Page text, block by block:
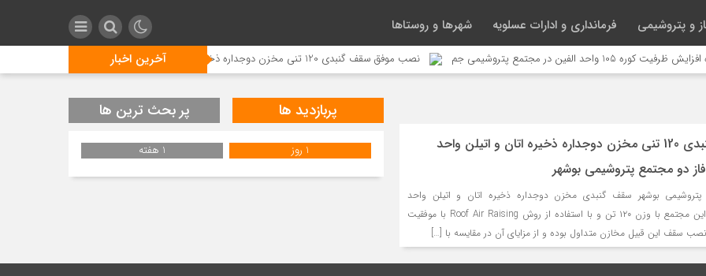
و پتروشیمی فرمانداری و ادارات عسلویه
شهرها و روستاها
آخرین اخبار
105 واحد الفین در مجتمع پتروشیمی جم نصب موفق سقف گنبدی 120 تنی مخزن دوجداره ذخیره اتان و اتیلن واحد الفین(TK_703) در فاز دو مجتمع پتروشیمی بوشهر
نصب موفق سقف گنبدی 120 تنی مخزن دوجداره ذخیره اتان و اتیلن واحد
بوشهر سقف گنبدی مخزن دوجداره ذخیره اتان و اتیلن واحد
الفین(TK_703) در فاز دو این مجتمع با وزن ۱۲۰ تن و با استفاده از روش Roof Air Raising با موفقیت
سقف این قبیل مخازن متداول بوده و از مزایای آن در مقایسه با […]
پربازدید ها پر بحث ترین ها
1 روز 1 هفته